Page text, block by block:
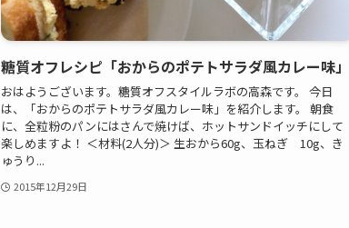
糖質オフレシピ「おからのポテトサラダ風カレー味」
おはようございます。糖質オフスタイルラボの高森です。 今日
は、「おからのポテトサラダ風カレー味」を紹介します。 朝食
に、全粒粉のパンにはさんで焼けば、ホットサンドイッチにして
楽しめますよ！ ＜材料(2人分)＞ 生おから60g、玉ねぎ 10g、き
ゅうり...
2015年12月29日